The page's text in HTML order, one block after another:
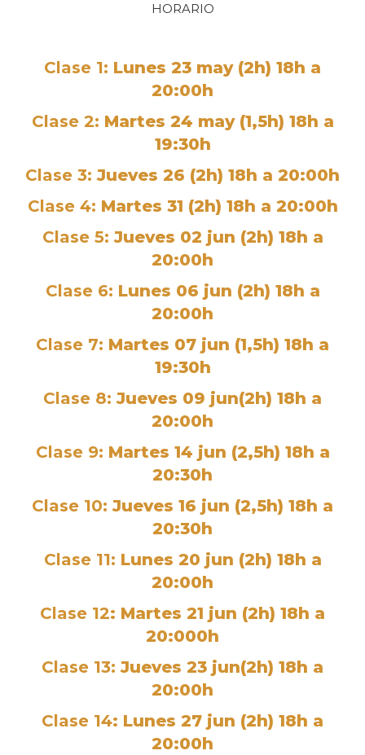
HORARIO
Clase 1: Lunes 23 may (2h) 18h a
20:00h
Clase 2: Martes 24 may (1,5h) 18h a
19:30h
Clase 3: Jueves 26 (2h) 18h a 20:00h
Clase 4: Martes 31 (2h) 18h a 20:00h
Clase 5: Jueves 02 jun (2h) 18h a
20:00h
Clase 6: Lunes 06 jun (2h) 18h a
20:00h
Clase 7: Martes 07 jun (1,5h) 18h a
19:30h
Clase 8: Jueves 09 jun(2h) 18h a
20:00h
Clase 9: Martes 14 jun (2,5h) 18h a
20:30h
Clase 10: Jueves 16 jun (2,5h) 18h a
20:30h
Clase 11: Lunes 20 jun (2h) 18h a
20:00h
Clase 12: Martes 21 jun (2h) 18h a
20:000h
Clase 13: Jueves 23 jun(2h) 18h a
20:00h
Clase 14: Lunes 27 jun (2h) 18h a
20:00h